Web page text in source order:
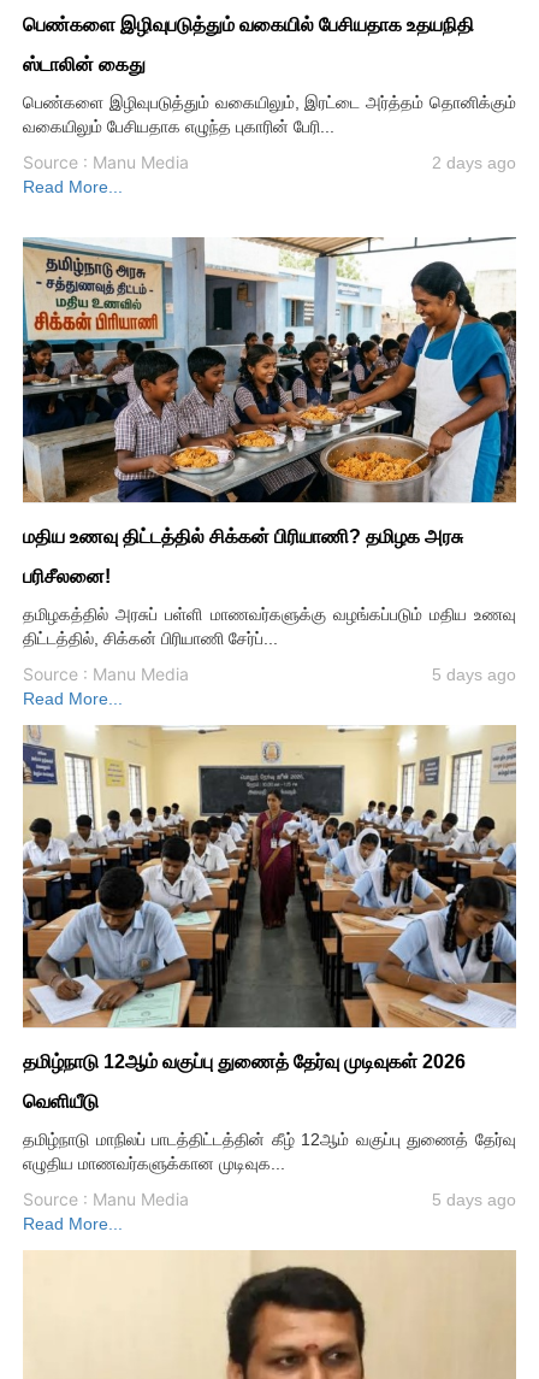
பெண்களை இழிவுபடுத்தும் வகையில் பேசியதாக உதயநிதி
ஸ்டாலின் கைது
பெண்களை இழிவுபடுத்தும் வகையிலும், இரட்டை அர்த்தம் தொனிக்கும்
வகையிலும் பேசியதாக எழுந்த புகாரின் பேரி...
Source : Manu Media
2 days ago
Read More...
மதிய உணவு திட்டத்தில் சிக்கன் பிரியாணி? தமிழக அரசு
பரிசீலனை!
தமிழகத்தில் அரசுப் பள்ளி மாணவர்களுக்கு வழங்கப்படும் மதிய உணவு
திட்டத்தில், சிக்கன் பிரியாணி சேர்ப்...
Source : Manu Media
5 days ago
Read More...
தமிழ்நாடு 12ஆம் வகுப்பு துணைத் தேர்வு முடிவுகள் 2026
வெளியீடு
தமிழ்நாடு மாநிலப் பாடத்திட்டத்தின் கீழ் 12ஆம் வகுப்பு துணைத் தேர்வு
எழுதிய மாணவர்களுக்கான முடிவுக...
Source : Manu Media
5 days ago
Read More...